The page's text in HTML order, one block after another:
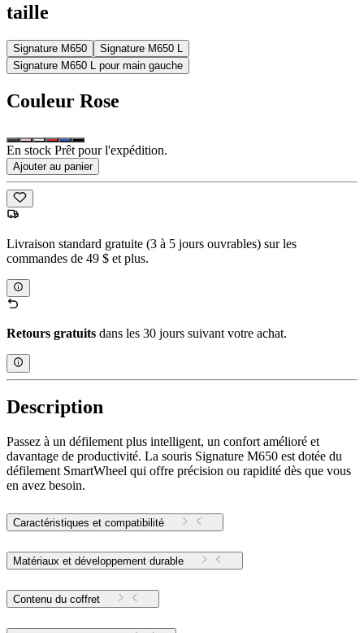
taille
Signature M650
Signature M650 L
Signature M650 L pour main gauche
Couleur Rose
En stock Prêt pour l'expédition.
Ajouter au panier
Livraison standard gratuite (3 à 5 jours ouvrables) sur les
commandes de 49 $ et plus.
Retours gratuits dans les 30 jours suivant votre achat.
Description
Passez à un défilement plus intelligent, un confort amélioré et
davantage de productivité. La souris Signature M650 est dotée du
défilement SmartWheel qui offre précision ou rapidité dès que vous
en avez besoin.
Caractéristiques et compatibilité
Matériaux et développement durable
Contenu du coffret